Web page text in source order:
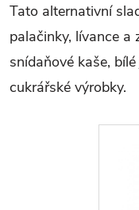
Tato alternativní
palačinky, lívance a
snídaňové kaše,
cukrářské výrobky.